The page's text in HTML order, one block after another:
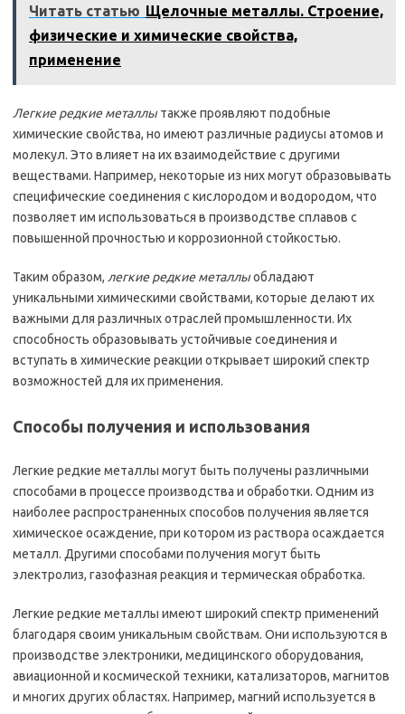
Читать статью Щелочные металлы. Строение,
физические и химические свойства,
применение
Легкие редкие металлы также проявляют подобные
химические свойства, но имеют различные радиусы атомов и
молекул. Это влияет на их взаимодействие с другими
веществами. Например, некоторые из них могут образовывать
специфические соединения с кислородом и водородом, что
позволяет им использоваться в производстве сплавов с
повышенной прочностью и коррозионной стойкостью.
Таким образом, легкие редкие металлыобладают
уникальными химическими свойствами, которые делают их
важными для различных отраслей промышленности. Их
способность образовывать устойчивые соединения и
вступать в химические реакции открывает широкий спектр
возможностей для их применения.
Способы получения и использования
Легкие редкие металлы могут быть получены различными
способами в процессе производства и обработки. Одним из
наиболее распространенных способов получения является
химическое осаждение, при котором из раствора осаждается
металл. Другими способами получения могут быть
электролиз, газофазная реакция и термическая обработка.
Легкие редкие металлы имеют широкий спектр применений
благодаря своим уникальным свойствам. Они используются в
производстве электроники, медицинского оборудования,
авиационной и космической техники, катализаторов, магнитов
и многих других областях. Например, магний используется в